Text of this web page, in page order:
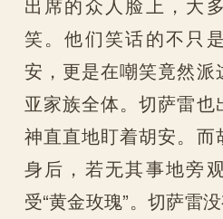
笑。他们笑话的不只
安，更是在嘲笑竟然
亚家族全体。切萨雷也
神直直地盯着胡安。而
身后，若无其事地旁
受“黄金玫瑰”。切萨雷